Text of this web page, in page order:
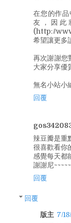
在您的作
友，因此
(http://
希望讓更多
再次謝謝您
大家分享優
無名小站小
回覆
辣豆瓣是重
很喜歡看你
感覺每天都
謝謝尼~~~~~
回覆
回覆
版主 7/